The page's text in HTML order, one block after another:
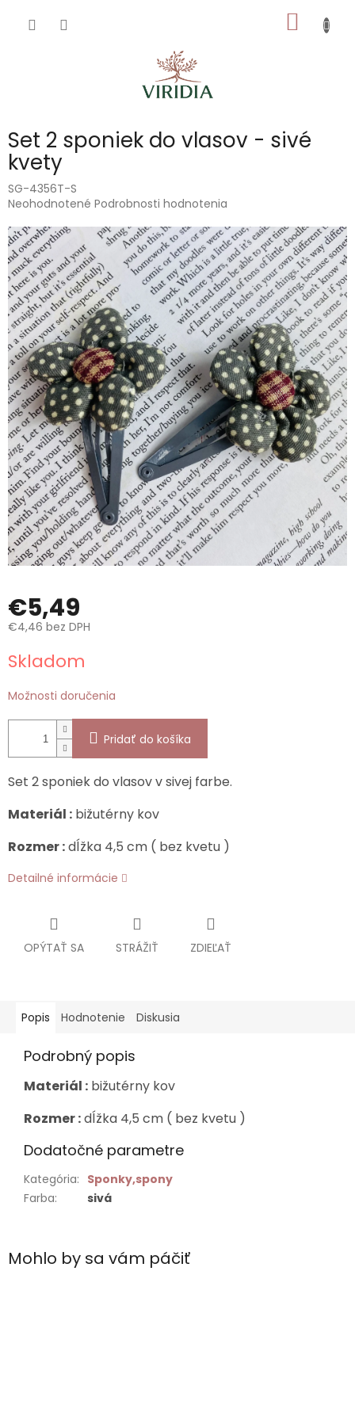
KOŠÍK
Set 2 sponiek do vlasov - sivé
kvety
SG-4356T-S
Priemerné
produktu
je
0,0
z
5
hviezdičiek.
Neohodnotené Podrobnosti hodnotenia
€5,49
€4,46 bez DPH
cena:
Skladom
Možnosti doručenia
Pridať do košíka
Set 2 sponiek do vlasov v sivej farbe.
Materiál : bižutérny kov
Rozmer :dĺžka 4,5 cm ( bez kvetu )
Detailné informácie
OPÝTAŤ SA STRÁŽIŤ ZDIEĽAŤ
Mohlo by sa vám páčiť
Popis Hodnotenie Diskusia
Podrobný popis
Materiál : bižutérny kov
Rozmer :dĺžka 4,5 cm ( bez kvetu )
Dodatočné parametre
Kategória: Sponky,spony
Farba: sivá